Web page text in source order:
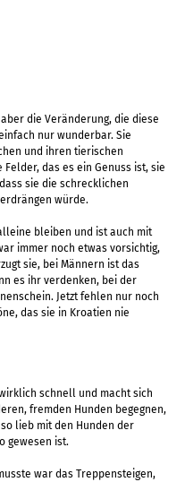
die Veränderung, die diese
nur wunderbar. Sie
und ihren tierischen
das es ein Genuss ist, sie
sie die schrecklichen
würde.
bleiben und ist auch mit
immer noch etwas vorsichtig,
sie, bei Männern ist das
es ihr verdenken, bei der
Jetzt fehlen nur noch
das sie in Kroatien nie
schnell und macht sich
fremden Hunden begegnen,
lieb mit den Hunden der
gewesen ist.
war das Treppensteigen,